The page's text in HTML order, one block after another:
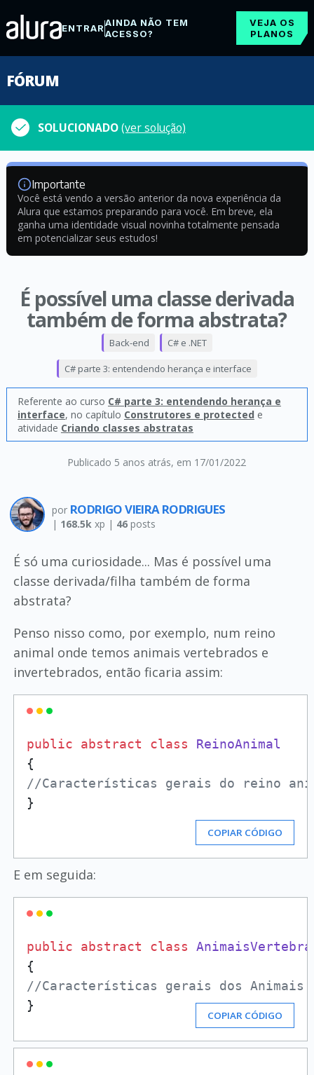
ENTRARAINDA NÃO TEM
ACESSO?
VEJA OS
PLANOS
FÓRUM
SOLUCIONADO(ver solução)
Importante
Você está vendo a versão anterior da nova experiência da
Alura que estamos preparando para você. Em breve, ela
ganha uma identidade visual novinha totalmente pensada
em potencializar seus estudos!
É possível uma classe derivada
também de forma abstrata?
Publicado 5 anos atrás, em 17/01/2022
Back-end C# e .NET
C# parte 3: entendendo herança e interface
Referente ao curso C# parte 3: entendendo herança e
interface, no capítulo Construtores e protected e
atividade Criando classes abstratas
por RODRIGO VIEIRA RODRIGUES
| 168.5kxp | 46posts
É só uma curiosidade... Mas é possível uma
classe derivada/filha também de forma
abstrata?
Penso nisso como, por exemplo, num reino
animal onde temos animais vertebrados e
invertebrados, então ficaria assim:
public abstract class
ReinoAnimal
//Características gerais do reino
COPIAR CÓDIGO
E em seguida:
public abstract class
//Características gerais dos Animais
}
COPIAR CÓDIGO